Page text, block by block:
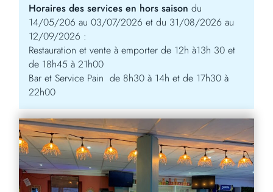
Horaires des services en hors saison du
14/05/206 au 03/07/2026 et du 31/08/2026 au
12/09/2026 :
Restauration et vente à emporter de 12h à13h 30 et
de 18h45 à 21h00
Bar et Service Pain de 8h30 à 14h et de 17h30 à
22h00